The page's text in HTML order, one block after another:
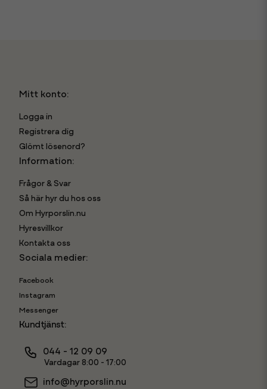
Mitt konto:
Logga in
Registrera dig
Glömt lösenord?
Information:
Frågor & Svar
Så här hyr du hos oss
Om Hyrporslin.nu
Hyresvillkor
Kontakta oss
Sociala medier:
Facebook
Instagram
Messenger
Kundtjänst:
044 - 12 09 09
Vardagar 8:00 - 17:00
info@hyrporslin.nu